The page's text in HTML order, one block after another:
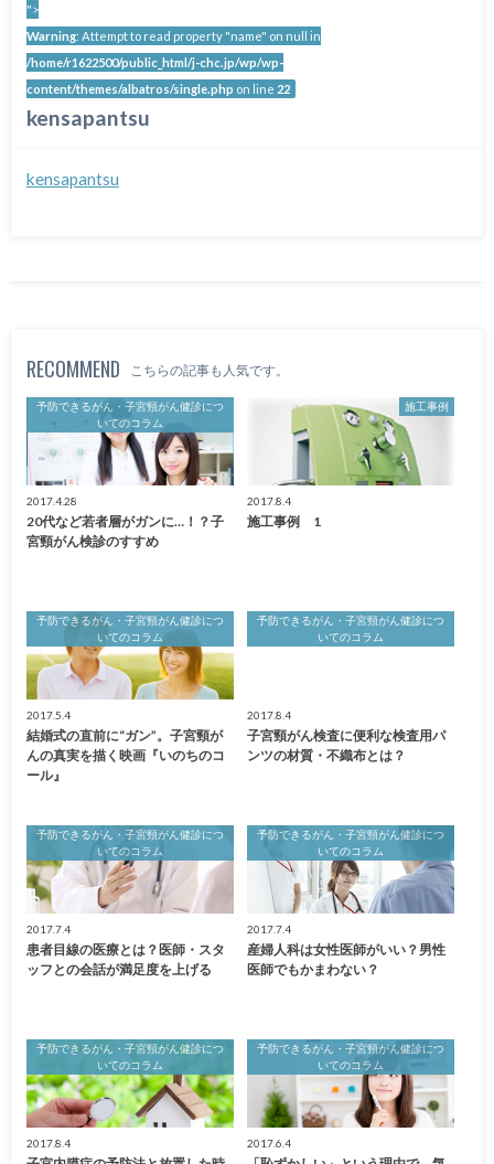
">
Warning: Attempt to read property "name" on null in
/home/r1622500/public_html/j-chc.jp/wp/wp-
content/themes/albatros/single.php on line 22
kensapantsu
kensapantsu
RECOMMEND こちらの記事も人気です。
予防できるがん・子宮頸がん健診につ
いてのコラム
2017.4.28
20代など若者層がガンに…！？子
宮頸がん検診のすすめ
施工事例
2017.8.4
施工事例 1
予防できるがん・子宮頸がん健診につ
いてのコラム
2017.5.4
結婚式の直前に“ガン”。子宮頸が
んの真実を描く映画『いのちのコ
ール』
予防できるがん・子宮頸がん健診につ
いてのコラム
2017.8.4
子宮頸がん検査に便利な検査用パ
ンツの材質・不織布とは？
予防できるがん・子宮頸がん健診につ
いてのコラム
2017.7.4
患者目線の医療とは？医師・スタ
ッフとの会話が満足度を上げる
予防できるがん・子宮頸がん健診につ
いてのコラム
2017.7.4
産婦人科は女性医師がいい？男性
医師でもかまわない？
予防できるがん・子宮頸がん健診につ
いてのコラム
2017.8.4
予防できるがん・子宮頸がん健診につ
いてのコラム
2017.6.4